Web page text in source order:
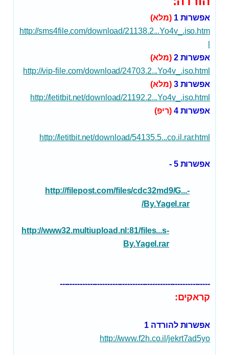
אפשרות 1
(מלא)
http://sms4file.com/download/21138.2...Yo4v_.iso.htm
l
אפשרות 2
(מלא)
http://vip-file.com/download/24703.2...Yo4v_.iso.html
אפשרות 3
(מלא)
http://letitbit.net/download/21192.2...Yo4v_.iso.html
אפשרות 4
(ריפ)
http://letitbit.net/download/54135.5...co.il.rar.html
אפשרות 5 -
http://filepost.com/files/cdc32md9/G...-
By.Yagel.rar/
http://www32.multiupload.nl:81/files...s-
By.Yagel.rar
------------------------------------------------------------
קראקים:
אפשרותלהורדה 1
http://www.f2h.co.il/jekrt7ad5yo